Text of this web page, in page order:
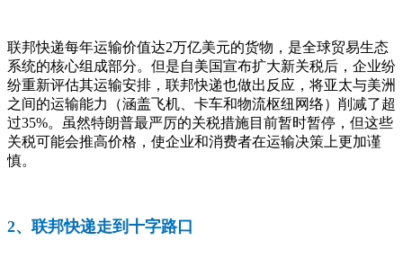
联邦快递每年运输价值达2万亿美元的货物，是全球贸易生态
系统的核心组成部分。但是自美国宣布扩大新关税后，企业纷
纷重新评估其运输安排，联邦快递也做出反应，将亚太与美洲
之间的运输能力（涵盖飞机、卡车和物流枢纽网络）削减了超
过35%。虽然特朗普最严厉的关税措施目前暂时暂停，但这些
关税可能会推高价格，使企业和消费者在运输决策上更加谨
慎。
2、联邦快递走到十字路口